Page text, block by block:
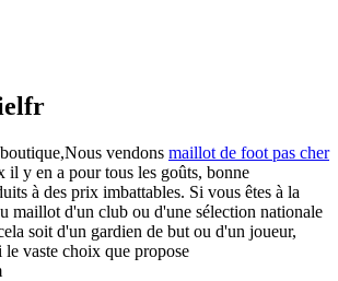
vendons maillot de foot pas cher
il y en a pour tous les goûts, bonne
à des prix imbattables. Si vous êtes à la
maillot d'un club ou d'une sélection nationale
soit d'un gardien de but ou d'un joueur,
vaste choix que propose